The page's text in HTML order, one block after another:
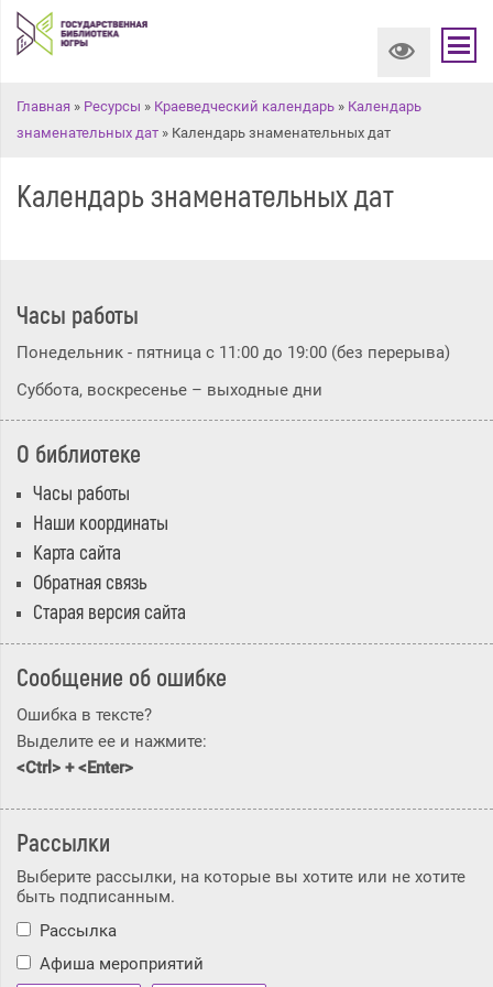
Вы здесь
Главная » Ресурсы » Краеведческий календарь » Календарь
знаменательных дат » Календарь знаменательных дат
Календарь знаменательных дат
Часы работы
Понедельник - пятница с 11:00 до 19:00 (без перерыва)
Суббота, воскресенье – выходные дни
О библиотеке
Часы работы
Наши координаты
Карта сайта
Обратная связь
Старая версия сайта
Сообщение об ошибке
Ошибка в тексте?
Выделите ее и нажмите:
<Ctrl> + <Enter>
Рассылки
Выберите рассылки, на которые вы хотите или не хотите
быть подписанным.
Рассылка
Афиша мероприятий